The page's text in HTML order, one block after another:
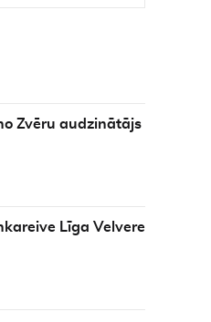
Zvēru audzinātājs
Līga Velvere